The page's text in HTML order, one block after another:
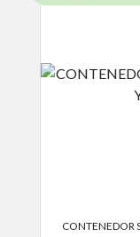
CONTENEDOR